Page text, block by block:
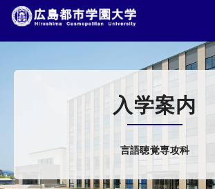
動
入学案内
言語聴覚専攻科